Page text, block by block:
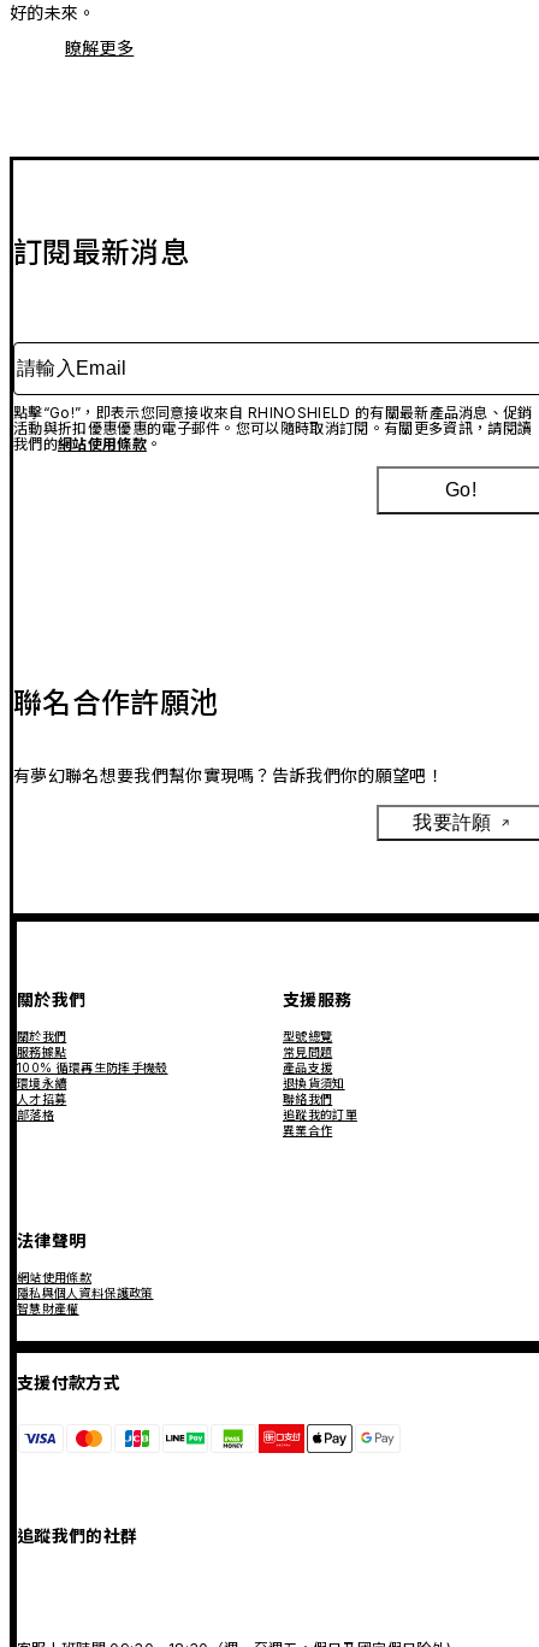
好的未來。
瞭解更多
訂閱最新消息
請輸入Email
點擊“Go!”，即表示您同意接收來自 RHINOSHIELD 的有關最新產品消息、促銷
活動與折扣優惠優惠的電子郵件。您可以隨時取消訂閱。有關更多資訊，請閱讀
我們的網站使用條款。
Go!
聯名合作許願池
有夢幻聯名想要我們幫你實現嗎？告訴我們你的願望吧！
我要許願
關於我們
關於我們
服務據點
100% 循環再生防摔手機殼
環境永續
人才招募
部落格
支援服務
型號總覽
常見問題
產品支援
退換貨須知
聯絡我們
追蹤我的訂單
異業合作
法律聲明
網站使用條款
隱私與個人資料保護政策
智慧財產權
支援付款方式
追蹤我們的社群